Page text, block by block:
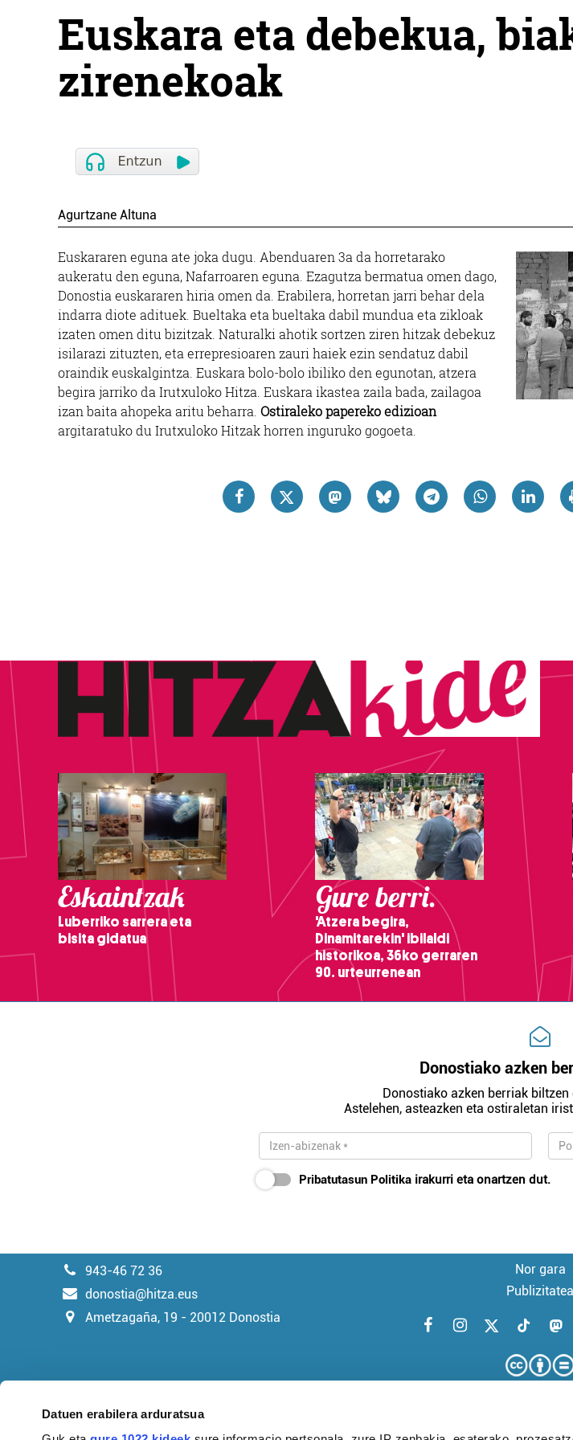
Datuen erabilera arduratsua
Euskara eta debekua,
zirenekoak
Agurtzane Altuna
Euskararen eguna ate joka dugu. Abenduaren 3a da horretarako
aukeratu den eguna, Nafarroaren eguna. Ezagutza bermatua omen dago,
Donostia euskararen hiria omen da. Erabilera, horretan jarri behar dela
indarra diote adituek. Bueltaka eta bueltaka dabil mundua eta zikloak
izaten omen ditu bizitzak. Naturalki ahotik sortzen ziren hitzak debekuz
isilarazi zituzten, eta errepresioaren zauri haiek ezin sendatuz dabil
oraindik euskalgintza. Euskara bolo-bolo ibiliko den egunotan, atzera
begira jarriko da Irutxuloko Hitza. Euskara ikastea zaila bada, zailagoa
izan baita ahopeka aritu beharra. Ostiraleko papereko edizioan
argitaratuko du Irutxuloko Hitzak horren inguruko gogoeta.
Eskaintzak
Luberriko sarrera eta
bisita gidatua
Gure berri.
'Atzera begira,
Dinamitarekin' ibilaldi
historikoa, 36ko gerraren
90. urteurrenean
Donostiako azken
Donostiako azken berriak
Astelehen, asteazken eta ostiraletan
Pribatutasun Politika irakurri eta onartzen dut.
943-46 72 36
donostia@hitza.eus
Ametzagaña, 19 - 20012 Donostia
Nor gara
Publizitatea